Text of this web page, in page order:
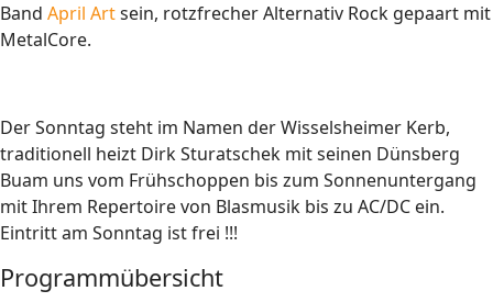
Band April Artsein, rotzfrecher Alternativ Rock gepaart mit
MetalCore.
Der Sonntag steht im Namen der Wisselsheimer Kerb,
traditionell heizt Dirk Sturatschek mit seinen Dünsberg
Buam uns vom Frühschoppen bis zum Sonnenuntergang
mit Ihrem Repertoire von Blasmusik bis zu AC/DC ein.
Eintritt am Sonntag ist frei !!!
Programmübersicht